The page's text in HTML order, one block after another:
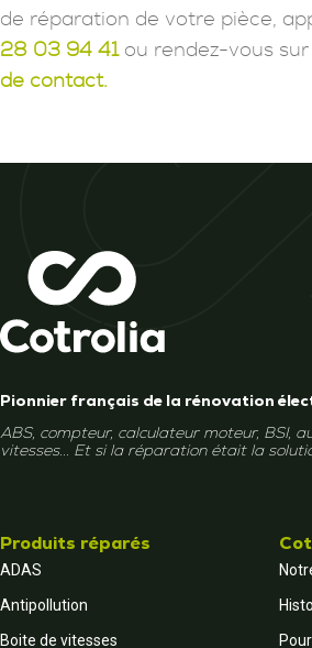
de réparation de votre pièce,
28 03 94 41ou rendez-vous
de contact.
Pionnier français de la rénovation
ABS, compteur, calculateur moteur, BSI,
vitesses... Et si la réparation était la
Produits réparés
ADAS
Antipollution
Boite de vitesses